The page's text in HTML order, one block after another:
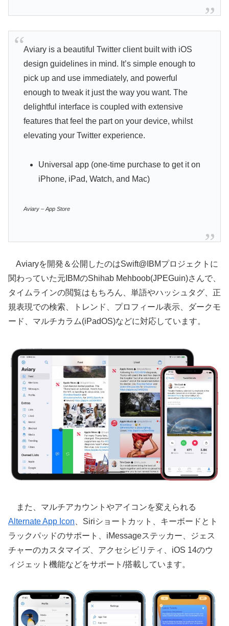
Aviary is a beautiful Twitter client built with iOS
design guidelines in mind. It’s simple enough to
pick up and use immediately, and powerful
enough to tweak it just the way you want. The
delightful interface is coupled with extensive
features that feel the part on your device, whilst
elevating your Twitter experience.
Universal app (one-time purchase to get it on
iPhone, iPad, Watch, and Mac)
‎Aviary – App Store
Aviaryを開発＆公開したのはSwift@IBMプロジェクトに
関わっていた元IBMのShihab Mehboob(JPEGuin)さんで、
タイムラインの閲覧はもちろん、単語やハッシュタグ、正
規表現での検索、トレンド、プロフィール表示、ダークモ
ード、マルチカラム(iPadOS)などに対応しています。
また、マルチアカウントやアイコンを変えられる
Alternate App Icon 、Siriショートカット、キーボードとト
ラックパッドのサポート、iMessageステッカー、ジェス
チャーのカスタマイズ、アクセシビリティ、iOS 14のウ
ィジェット機能などをサポート/搭載しています。